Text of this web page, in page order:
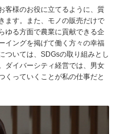
客様のお役に立てるように、質
ます。また、モノの販売だけで
ゆる方面で農業に貢献できる企
イングを掲げて働く方々の幸福
ついては、SDGsの取り組みとし
ダイバーシティ経営では、男女
くっていくことが私の仕事だと